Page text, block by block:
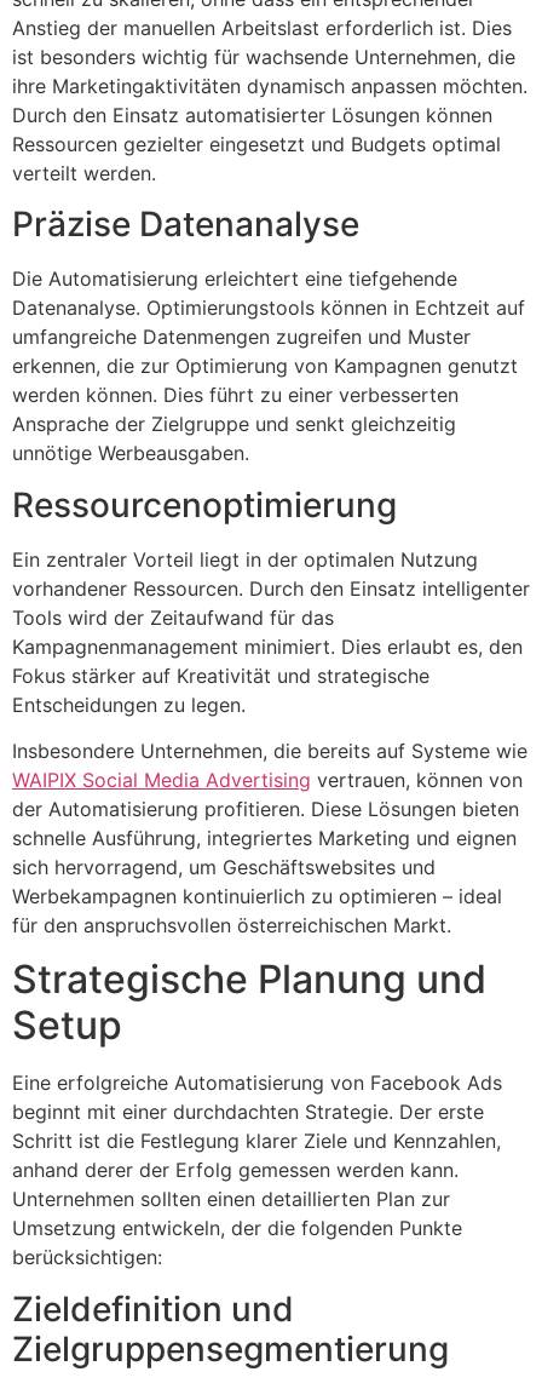
Anstieg der manuellen Arbeitslast erforderlich ist. Dies
ist besonders wichtig für wachsende Unternehmen, die
ihre Marketingaktivitäten dynamisch anpassen möchten.
Durch den Einsatz automatisierter Lösungen können
Ressourcen gezielter eingesetzt und Budgets optimal
verteilt werden.
Präzise Datenanalyse
Die Automatisierung erleichtert eine tiefgehende
Datenanalyse. Optimierungstools können in Echtzeit auf
umfangreiche Datenmengen zugreifen und Muster
erkennen, die zur Optimierung von Kampagnen genutzt
werden können. Dies führt zu einer verbesserten
Ansprache der Zielgruppe und senkt gleichzeitig
unnötige Werbeausgaben.
Ressourcenoptimierung
Ein zentraler Vorteil liegt in der optimalen Nutzung
vorhandener Ressourcen. Durch den Einsatz intelligenter
Tools wird der Zeitaufwand für das
Kampagnenmanagement minimiert. Dies erlaubt es, den
Fokus stärker auf Kreativität und strategische
Entscheidungen zu legen.
Insbesondere Unternehmen, die bereits auf Systeme wie
WAIPIX Social Media Advertising vertrauen, können von
der Automatisierung profitieren. Diese Lösungen bieten
schnelle Ausführung, integriertes Marketing und eignen
sich hervorragend, um Geschäftswebsites und
Werbekampagnen kontinuierlich zu optimieren – ideal
für den anspruchsvollen österreichischen Markt.
Strategische Planung und
Setup
Eine erfolgreiche Automatisierung von Facebook Ads
beginnt mit einer durchdachten Strategie. Der erste
Schritt ist die Festlegung klarer Ziele und Kennzahlen,
anhand derer der Erfolg gemessen werden kann.
Unternehmen sollten einen detaillierten Plan zur
Umsetzung entwickeln, der die folgenden Punkte
berücksichtigen:
Zieldefinition und
Zielgruppensegmentierung